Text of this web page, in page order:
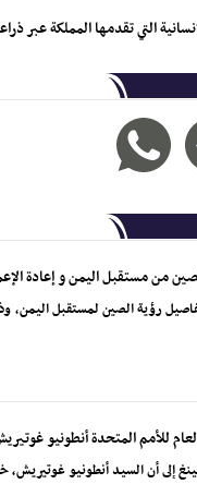
التي تقدمها المملكة
من مستقبل اليمن و إعادة
رؤية الصين لمستقبل اليمن،
للأمم المتحدة أنطونيو
إلى أن السيد أنطونيو غوتيريش،